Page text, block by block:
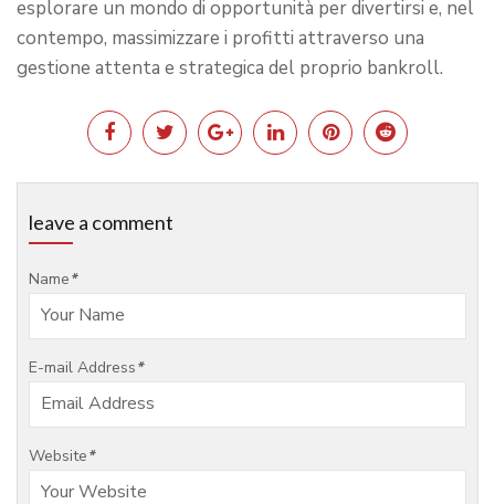
esplorare un mondo di opportunità per divertirsi e, nel
contempo, massimizzare i profitti attraverso una
gestione attenta e strategica del proprio bankroll.
leave a comment
Name*
E-mail Address*
Website*